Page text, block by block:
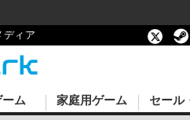
ディア
ーム 家庭用ゲーム セール